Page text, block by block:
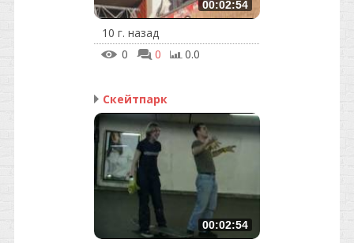
00:02:54
10 г. назад
0
0 0.0
Скейтпарк
00:02:54